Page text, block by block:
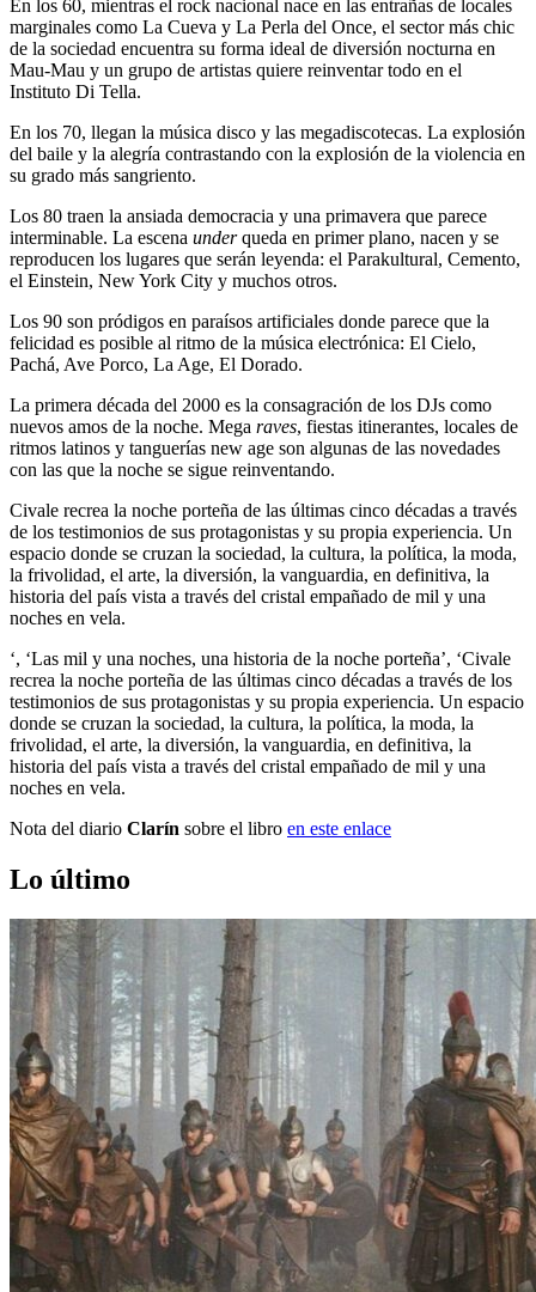
En los 60, mientras el rock nacional nace en las entrañas de locales
marginales como La Cueva y La Perla del Once, el sector más chic
de la sociedad encuentra su forma ideal de diversión nocturna en
Mau-Mau y un grupo de artistas quiere reinventar todo en el
Instituto Di Tella.
En los 70, llegan la música disco y las megadiscotecas. La explosión
del baile y la alegría contrastando con la explosión de la violencia en
su grado más sangriento.
Los 80 traen la ansiada democracia y una primavera que parece
interminable. La escena underqueda en primer plano, nacen y se
reproducen los lugares que serán leyenda: el Parakultural, Cemento,
el Einstein, New York City y muchos otros.
Los 90 son pródigos en paraísos artificiales donde parece que la
felicidad es posible al ritmo de la música electrónica: El Cielo,
Pachá, Ave Porco, La Age, El Dorado.
La primera década del 2000 es la consagración de los DJs como
nuevos amos de la noche. Mega raves, fiestas itinerantes, locales de
ritmos latinos y tanguerías new age son algunas de las novedades
con las que la noche se sigue reinventando.
Civale recrea la noche porteña de las últimas cinco décadas a través
de los testimonios de sus protagonistas y su propia experiencia. Un
espacio donde se cruzan la sociedad, la cultura, la política, la moda,
la frivolidad, el arte, la diversión, la vanguardia, en definitiva, la
historia del país vista a través del cristal empañado de mil y una
noches en vela.
‘, ‘Las mil y una noches, una historia de la noche porteña’, ‘Civale
recrea la noche porteña de las últimas cinco décadas a través de los
testimonios de sus protagonistas y su propia experiencia. Un espacio
donde se cruzan la sociedad, la cultura, la política, la moda, la
frivolidad, el arte, la diversión, la vanguardia, en definitiva, la
historia del país vista a través del cristal empañado de mil y una
noches en vela.
Nota del diario Clarín sobre el libro en este enlace
Lo último